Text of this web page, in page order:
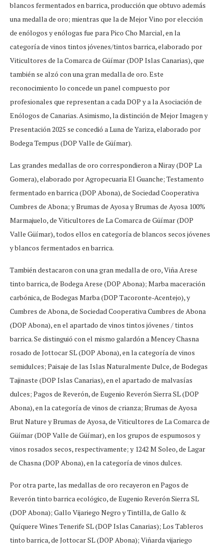
blancos fermentados en barrica, producción que obtuvo además
una medalla de oro; mientras que la de Mejor Vino por elección
de enólogos y enólogas fue para Pico Cho Marcial, en la
categoría de vinos tintos jóvenes/tintos barrica, elaborado por
Viticultores de la Comarca de Güímar (DOP Islas Canarias), que
también se alzó con una gran medalla de oro. Este
reconocimiento lo concede un panel compuesto por
profesionales que representan a cada DOP y a la Asociación de
Enólogos de Canarias. Asimismo, la distinción de Mejor Imagen y
Presentación 2025 se concedió a Luna de Yariza, elaborado por
Bodega Tempus (DOP Valle de Güímar).
Las grandes medallas de oro correspondieron a Niray (DOP La
Gomera), elaborado por Agropecuaria El Guanche; Testamento
fermentado en barrica (DOP Abona), de Sociedad Cooperativa
Cumbres de Abona; y Brumas de Ayosa y Brumas de Ayosa 100%
Marmajuelo, de Viticultores de La Comarca de Güímar (DOP
Valle Güímar), todos ellos en categoría de blancos secos jóvenes
y blancos fermentados en barrica.
También destacaron con una gran medalla de oro, Viña Arese
tinto barrica, de Bodega Arese (DOP Abona); Marba maceración
carbónica, de Bodegas Marba (DOP Tacoronte-Acentejo), y
Cumbres de Abona, de Sociedad Cooperativa Cumbres de Abona
(DOP Abona), en el apartado de vinos tintos jóvenes / tintos
barrica. Se distinguió con el mismo galardón a Mencey Chasna
rosado de Jottocar SL (DOP Abona), en la categoría de vinos
semidulces; Paisaje de las Islas Naturalmente Dulce, de Bodegas
Tajinaste (DOP Islas Canarias), en el apartado de malvasías
dulces; Pagos de Reverón, de Eugenio Reverón Sierra SL (DOP
Abona), en la categoría de vinos de crianza; Brumas de Ayosa
Brut Nature y Brumas de Ayosa, de Viticultores de La Comarca de
Güímar (DOP Valle de Güímar), en los grupos de espumosos y
vinos rosados secos, respectivamente; y 1242 M Soleo, de Lagar
de Chasna (DOP Abona), en la categoría de vinos dulces.
Por otra parte, las medallas de oro recayeron en Pagos de
Reverón tinto barrica ecológico, de Eugenio Reverón Sierra SL
(DOP Abona); Gallo Vijariego Negro y Tintilla, de Gallo &
Quíquere Wines Tenerife SL (DOP Islas Canarias); Los Tableros
tinto barrica, de Jottocar SL (DOP Abona); Viñarda vijariego